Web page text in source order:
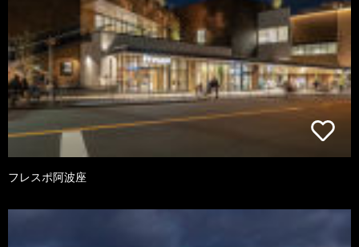
フレスポ阿波座